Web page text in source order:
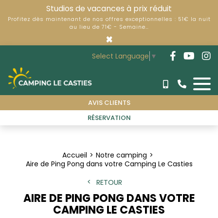
Studios de vacances à prix réduit
Profitez dès maintenant de nos offres exceptionnelles : 51€ la nuit
au lieu de 71€ - Semaine…
×
Select Language ▼
AVIS CLIENTS
RÉSERVATION
Accueil
Notre camping
Aire de Ping Pong dans votre Camping Le Casties
RETOUR
AIRE DE PING PONG DANS VOTRE
CAMPING LE CASTIES